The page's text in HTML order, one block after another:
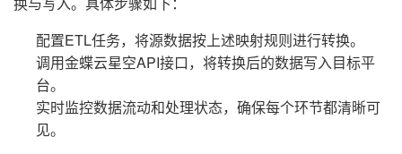
配置ETL任务，将源数据按上述映射规则进行转换。
调用金蝶云星空API接口，将转换后的数据写入目标平
台。
实时监控数据流动和处理状态，确保每个环节都清晰可
见。